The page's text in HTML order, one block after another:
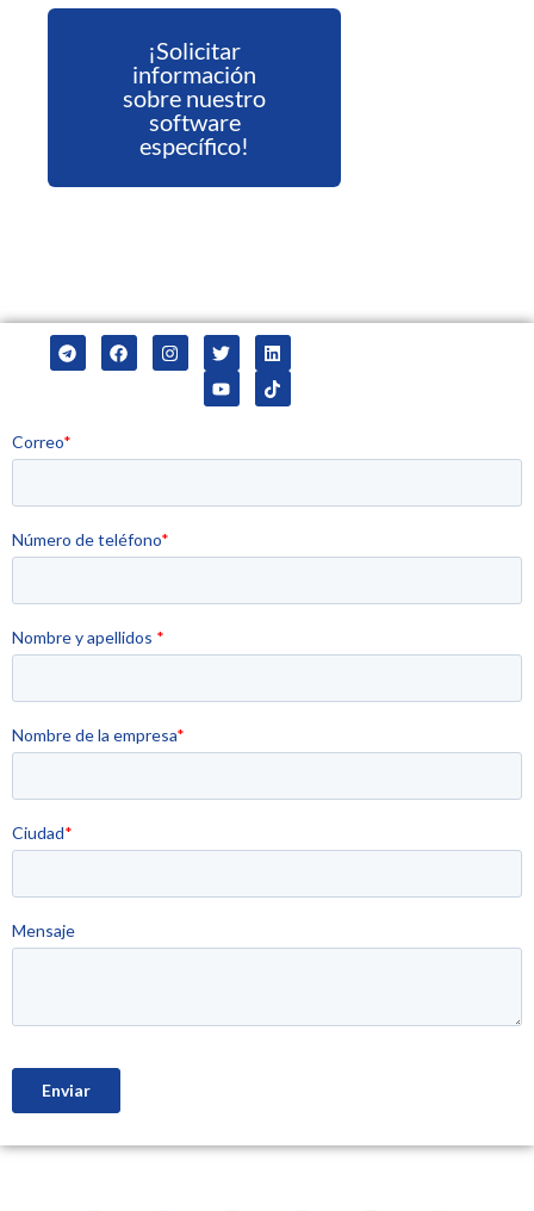
¡Solicitar
información
sobre nuestro
software
específico!